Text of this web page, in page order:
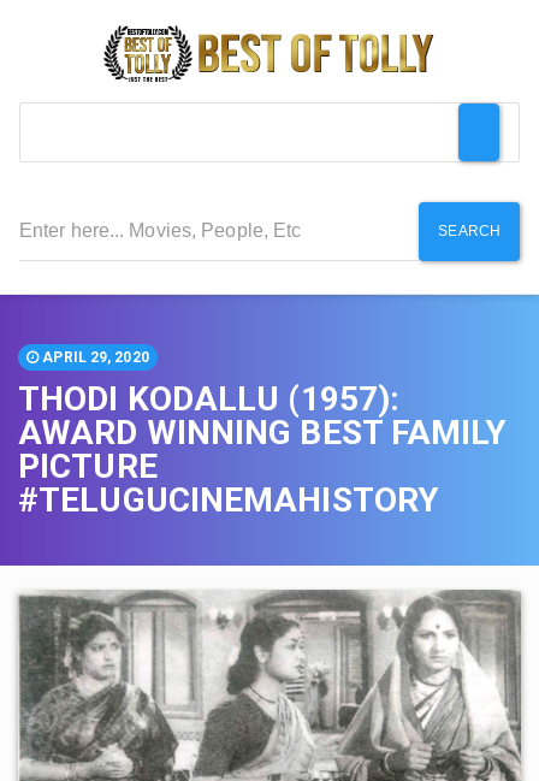
SEARCH
APRIL 29, 2020
THODI KODALLU (1957):
AWARD WINNING BEST FAMILY
PICTURE
#TELUGUCINEMAHISTORY